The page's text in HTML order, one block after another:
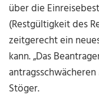
über die
(Restgültigkeit des
zeitgerecht ein
kann. „Das
Stöger.